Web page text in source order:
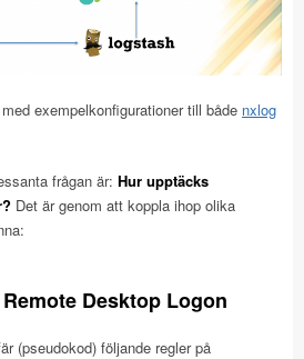
exempelkonfigurationer till både nxlog
frågan är: Hur upptäcks
Det är genom att koppla ihop olika
Desktop Logon
(pseudokod) följande regler på